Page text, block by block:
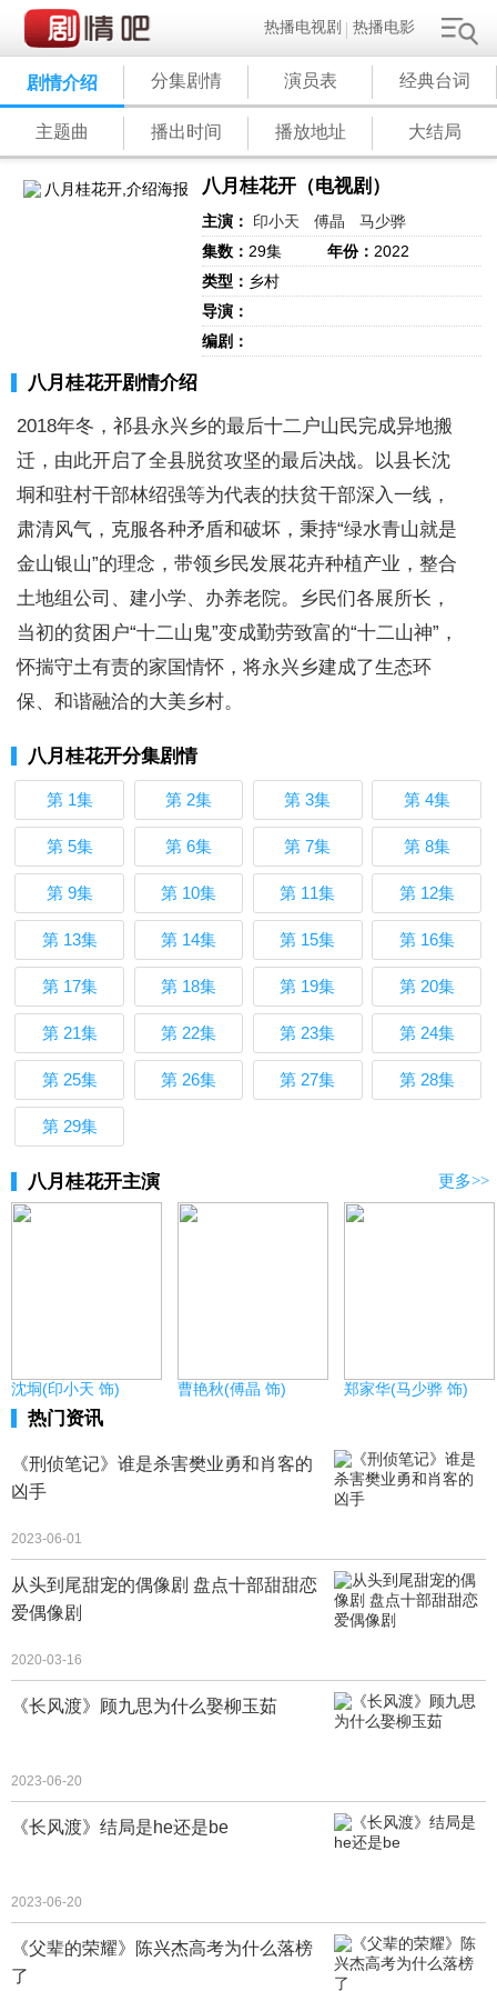
热播电视剧 热播电影
剧情介绍 分集剧情 演员表 经典台词
主题曲 播出时间 播放地址 大结局
八月桂花开（电视剧）
主演： 印小天 傅晶
马少骅
集数： 29集 年份： 2022
类型： 乡村
导演：
编剧：
八月桂花开剧情介绍
2018年冬，祁县永兴乡的最后十二户山民完成异地搬
迁，由此开启了全县脱贫攻坚的最后决战。以县长沈
垌和驻村干部林绍强等为代表的扶贫干部深入一线，
肃清风气，克服各种矛盾和破坏，秉持“绿水青山就是
金山银山”的理念，带领乡民发展花卉种植产业，整合
土地组公司、建小学、办养老院。乡民们各展所长，
当初的贫困户“十二山鬼”变成勤劳致富的“十二山神”，
怀揣守土有责的家国情怀，将永兴乡建成了生态环
保、和谐融洽的大美乡村。
八月桂花开分集剧情
第 1集 第 2集 第 3集 第 4集
第 5集 第 6集 第 7集 第 8集
第 9集 第 10集 第 11集 第 12集
第 13集 第 14集 第 15集 第 16集
第 17集 第 18集 第 19集 第 20集
第 21集 第 22集 第 23集 第 24集
第 25集 第 26集 第 27集 第 28集
第 29集
更多>>
八月桂花开主演
沈垌(印小天 饰) 曹艳秋(傅晶 饰) 郑家华(马少骅 饰)
热门资讯
《刑侦笔记》谁是杀害樊业勇和肖客的
凶手
2023-06-01
从头到尾甜宠的偶像剧 盘点十部甜甜恋
爱偶像剧
2020-03-16
《长风渡》顾九思为什么娶柳玉茹
2023-06-20
《长风渡》结局是he还是be
2023-06-20
《父辈的荣耀》陈兴杰高考为什么落榜
了